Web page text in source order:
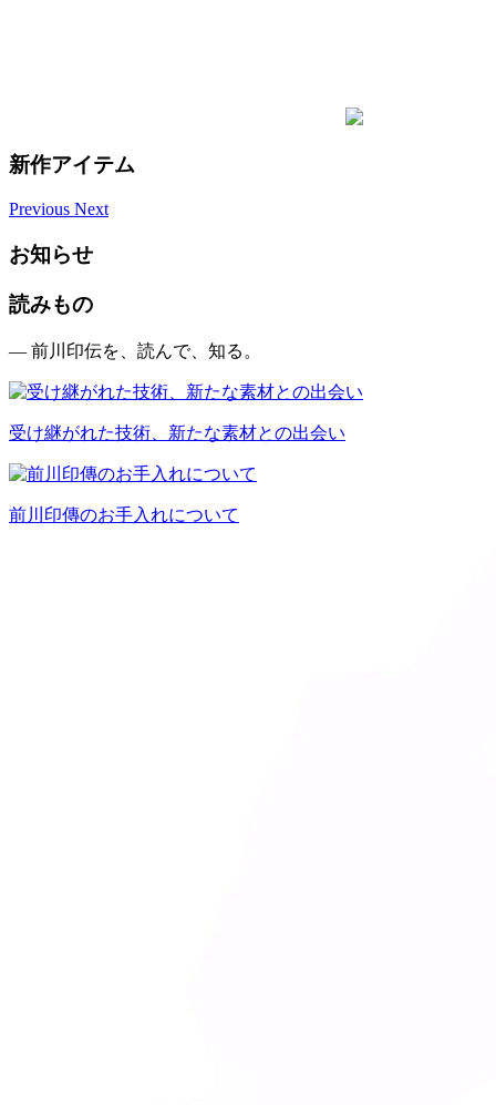
新作アイテム
Previous Next
お知らせ
読みもの
— 前川印伝を、読んで、知る。
受け継がれた技術、新たな素材との出会い
前川印傳のお手入れについて